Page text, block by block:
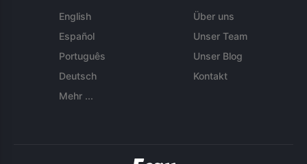
English
Español
Português
Deutsch
Mehr ...
Über uns
Unser Team
Unser Blog
Kontakt